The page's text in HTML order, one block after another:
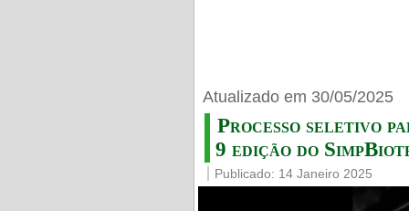
Atualizado em 30/05/2025
Processo seletivo
9 edição do
Publicado: 14 Janeiro 2025